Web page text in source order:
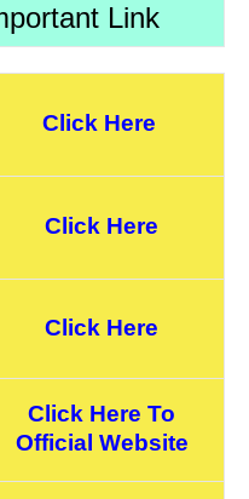
Link
Click Here
Click Here
Click Here
Click Here To
Official Website